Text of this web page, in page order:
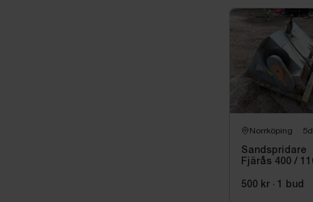
Norrköping
Sandspridare
Fjärås 400 /
500 kr · 1 bud